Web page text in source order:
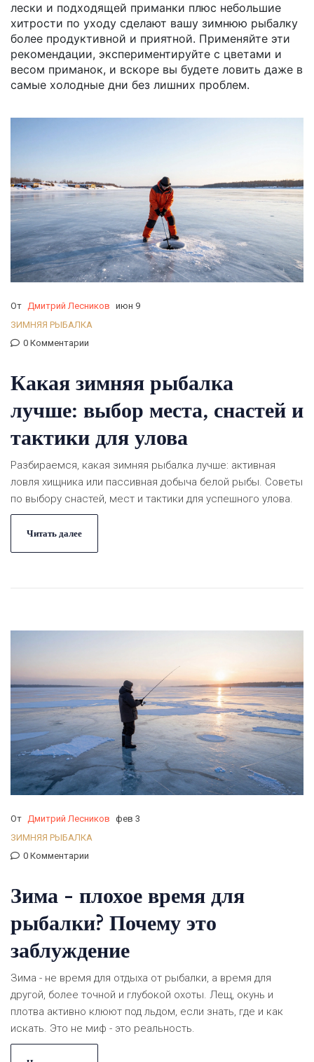
лески и подходящей приманки плюс небольшие
хитрости по уходу сделают вашу зимнюю рыбалку
более продуктивной и приятной. Применяйте эти
рекомендации, экспериментируйте с цветами и
весом приманок, и вскоре вы будете ловить даже в
самые холодные дни без лишних проблем.
От Дмитрий Лесников июн 9
ЗИМНЯЯ РЫБАЛКА
0 Комментарии
Какая зимняя рыбалка
лучше: выбор места, снастей и
тактики для улова
Разбираемся, какая зимняя рыбалка лучше: активная
ловля хищника или пассивная добыча белой рыбы. Советы
по выбору снастей, мест и тактики для успешного улова.
Читать далее
От Дмитрий Лесников фев 3
ЗИМНЯЯ РЫБАЛКА
0 Комментарии
Зима - плохое время для
рыбалки? Почему это
заблуждение
Зима - не время для отдыха от рыбалки, а время для
другой, более точной и глубокой охоты. Лещ, окунь и
плотва активно клюют под льдом, если знать, где и как
искать. Это не миф - это реальность.